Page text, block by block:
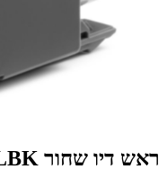
‏ראש דיו שחור Brother LC421XLBK מקורי